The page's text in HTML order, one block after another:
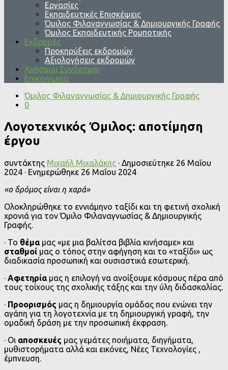
Εργασίες
Εκπαιδευτικές Επισκέψεις
Όμιλος Φιλαναγνωσίας & Δημιουργικής Γραφής
Όμιλος Εκπαιδευτικής Ρομποτικής
Εκδρομές
Προκηρύξεις εκδρομών
Αξιολογήσεις εκδρομών
Χρήσιμοι Σύνδεσμοι
Επικοινωνία
Όμιλος Φιλαναγνωσίας & Δημιουργικής Γραφής
0
Λογοτεχνικός Όμιλος: αποτίμηση
έργου
συντάκτης Μιχαήλ Μιχαλάκης · Δημοσιεύτηκε 26 Μαΐου
2024 · Ενημερώθηκε 26 Μαΐου 2024
«ο δρόμος είναι η χαρά»
Ολοκληρώθηκε το εννιάμηνο ταξίδι και τη φετινή σχολική
χρονιά για τον Όμιλο Φιλαναγνωσίας & Δημιουργικής
Γραφής.
· Το θέμαμας «με μια βαλίτσα βιβλία κινήσαμε» και
σταθμοί μας ο τόπος στην αφήγηση και το «ταξίδι» ως
διαδικασία προσωπική και ουσιαστικά εσωτερική.
· Αφετηρία μας η επιλογή να ανοίξουμε κόσμους πέρα από
τους τοίχους της σχολικής τάξης και την ύλη διδασκαλίας.
· Προορισμός μας η δημιουργία ομάδας που ενώνει την
αγάπη για τη λογοτεχνία με τη δημιουργική γραφή, την
ομαδική δράση με την προσωπική έκφραση.
· Οι αποσκευές μας γεμάτες ποιήματα, διηγήματα,
μυθιστορήματα αλλά και εικόνες, Νέες Τεχνολογίες ,
έμπνευση.